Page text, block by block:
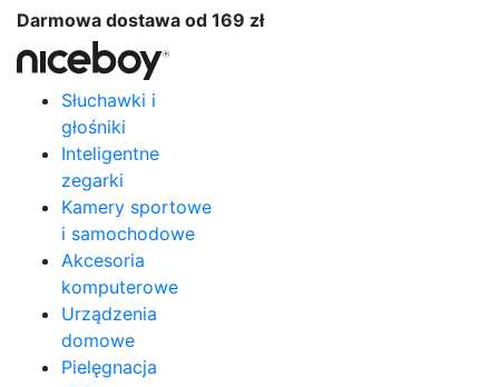
Darmowa dostawa od 169 zł
Słuchawki i
głośniki
Inteligentne
zegarki
Kamery sportowe
i samochodowe
Akcesoria
komputerowe
Urządzenia
domowe
Pielęgnacja